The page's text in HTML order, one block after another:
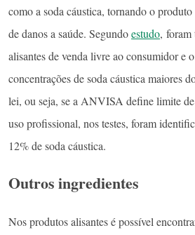
como a soda cáustica, tornando o
de danos a saúde. Segundoestudo, foram
alisantes de venda livre ao consumidor e
concentrações de soda cáustica maiores
lei, ou seja, se a ANVISA define limite
uso profissional, nos testes, foram
12% de soda cáustica.
Outros ingredientes
Nos produtos alisantes é possível